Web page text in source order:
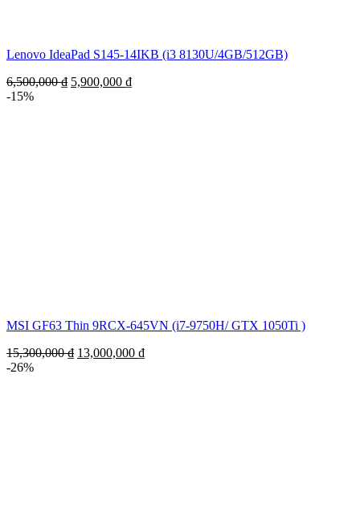
Lenovo IdeaPad S145-14IKB (i3 8130U/4GB/512GB)
6,500,000₫ 5,900,000 ₫
-15%
MSI GF63 Thin 9RCX-645VN (i7-9750H/ GTX 1050Ti )
15,300,000₫ 13,000,000 ₫
-26%